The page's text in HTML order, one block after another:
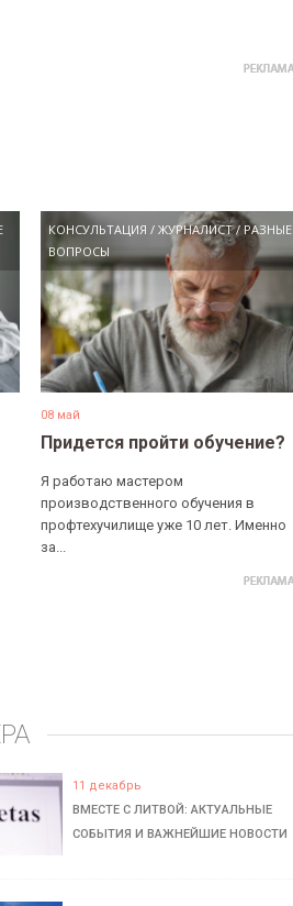
КОНСУЛЬТАЦИЯ /ЖУРНАЛИСТ/ РАЗНЫЕ
ВОПРОСЫ
08 май
Придется пройти обучение?
Я работаю мастером
производственного обучения в
профтехучилище уже 10 лет. Именно
за...
11 декабрь
ВМЕСТЕ С ЛИТВОЙ: АКТУАЛЬНЫЕ
СОБЫТИЯ И ВАЖНЕЙШИЕ НОВОСТИ